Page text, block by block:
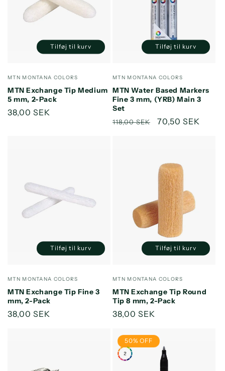
Forhandler:
MTN MONTANA COLORS
MTN Exchange Tip Medium
5 mm, 2-Pack
Normalpris
38,00 SEK
Reducer
Title
Øg
Title
Tilføj til kurv
Forhandler:
MTN MONTANA COLORS
MTN Water Based Markers
Fine 3 mm, (YRB) Main 3
Set
Normalpris
118,00 SEK Udsalgspris
70,50 SEK
Reducer
Title
Øg
Title
Tilføj til kurv
Forhandler:
MTN MONTANA COLORS
MTN Exchange Tip Fine 3
mm, 2-Pack
Normalpris
38,00 SEK
Reducer
Default
Title
Øg
Default
Title
Tilføj til kurv
Forhandler:
MTN MONTANA COLORS
MTN Exchange Tip Round
Tip 8 mm, 2-Pack
Normalpris
38,00 SEK
Reducer
Default
Title
Øg
Default
Title
Tilføj til kurv
50% OFF